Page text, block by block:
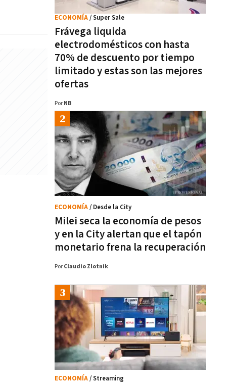
Frávega liquida
electrodomésticos con hasta
70% de descuento por tiempo
limitado y estas son las mejores
ofertas
ECONOMÍA/ Super Sale
Por NB
Milei seca la economía de pesos
y en la City alertan que el tapón
monetario frena la recuperación
ECONOMÍA/ Desde la City
Por Claudio Zlotnik
ECONOMÍA/ Streaming